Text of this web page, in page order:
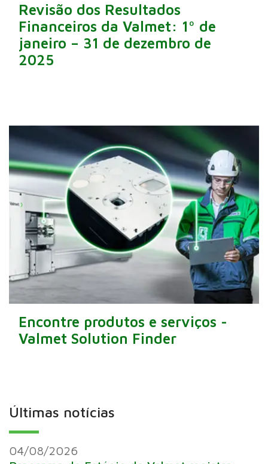
Revisão dos Resultados
Financeiros da Valmet: 1º de
janeiro – 31 de dezembro de
2025
Encontre produtos e serviços -
Valmet Solution Finder
Últimas notícias
04/08/2026